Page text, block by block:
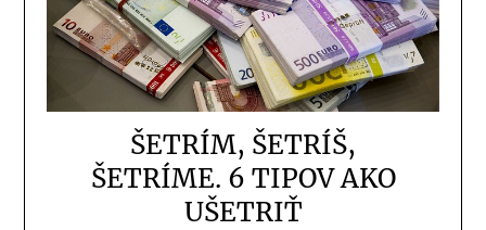
ŠETRÍM, ŠETRÍŠ,
ŠETRÍME. 6 TIPOV AKO
UŠETRIŤ